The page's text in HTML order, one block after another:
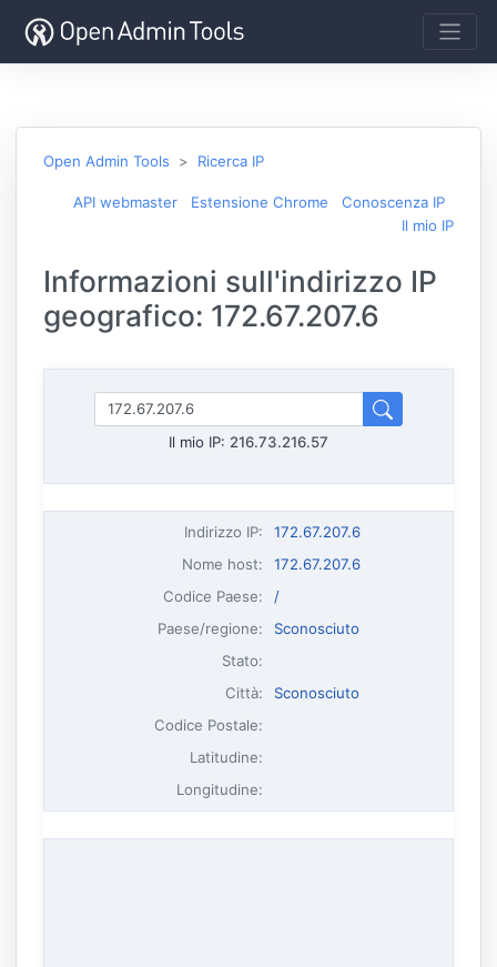
Open Admin Tools Ricerca IP
API webmaster Estensione Chrome
Conoscenza IP
Il mio IP
Informazioni sull'indirizzo IP
geografico: 172.67.207.6
Il mio IP: 216.73.216.57
Indirizzo IP:
172.67.207.6
Nome host:
172.67.207.6
Codice Paese:
/
Paese/regione:
Sconosciuto
Stato:
Città:
Sconosciuto
Codice Postale:
Latitudine:
Longitudine: